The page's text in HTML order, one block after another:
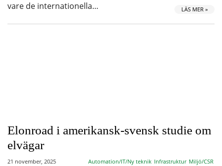
vare de internationella…
LÄS MER »
Elonroad i amerikansk-svensk studie om
elvägar
21 november, 2025 Automation/IT/Ny teknik Infrastruktur Miljö/CSR